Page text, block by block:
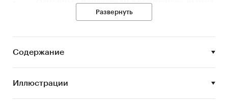
• Основные показатели российского рынка
облачного провайдинга.
Развернуть
Содержание
Иллюстрации